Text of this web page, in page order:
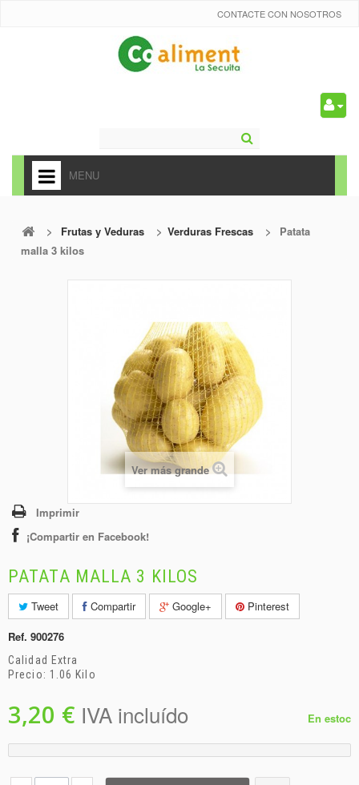
CONTACTE CON NOSOTROS
MENU
ALIMENTACIÓN
CARNICERÍA Y CHARCUTERÍA
> Frutas y Veduras > Verduras Frescas >
Patata
malla 3 kilos
Ver más grande
Imprimir
¡Compartir en Facebook!
PATATA MALLA 3 KILOS
Tweet Compartir Google+
Pinterest
Ref. 900276
Calidad Extra
Precio: 1.06 Kilo
3,20 € IVA incluído En estoc